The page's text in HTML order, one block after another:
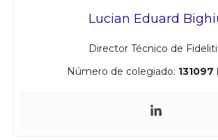
Lucian Eduard
Director Técnico de
Número de colegiado: 131097